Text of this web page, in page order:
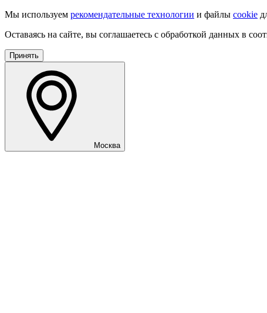
Мы используем рекомендательные технологии и файлы cookie
Оставаясь на сайте, вы соглашаетесь с обработкой данных в
Принять
Москва